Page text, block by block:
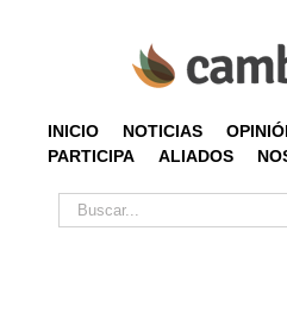
INICIO NOTICIAS
PARTICIPA
ALIADOS
Buscar: